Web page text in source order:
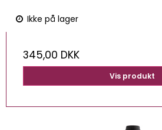
Ikke på lager
345,00 DKK
Vis produkt